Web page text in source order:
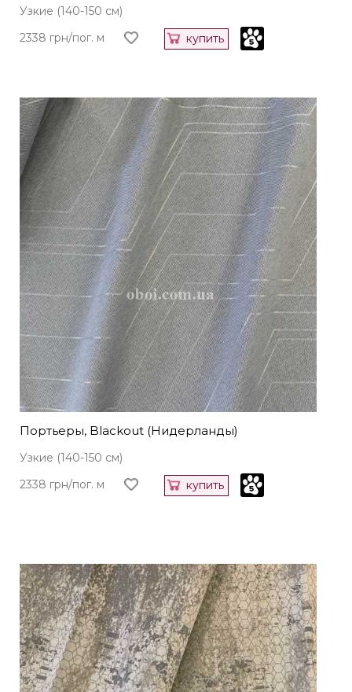
Узкие (140-150 см)
2338 грн/пог. м
купить
Портьеры, Blackout (Нидерланды)
Узкие (140-150 см)
2338 грн/пог. м
купить